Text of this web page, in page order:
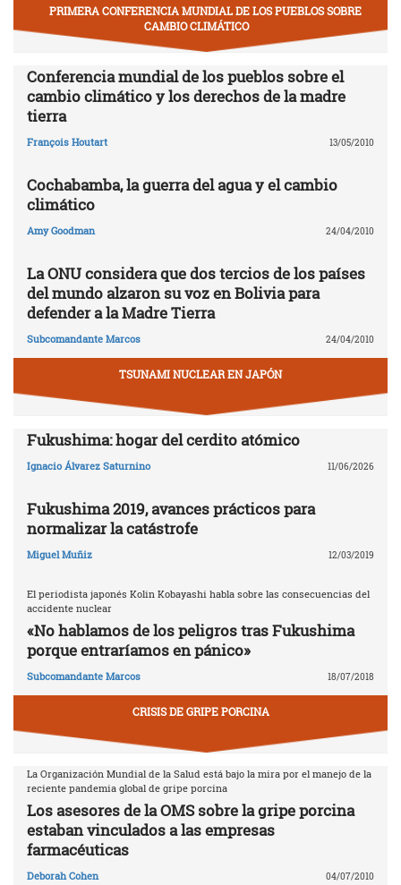
PRIMERA CONFERENCIA MUNDIAL DE LOS PUEBLOS SOBRE
CAMBIO CLIMÁTICO
Conferencia mundial de los pueblos sobre el
cambio climático y los derechos de la madre
tierra
François Houtart 13/05/2010
Cochabamba, la guerra del agua y el cambio
climático
Amy Goodman 24/04/2010
La ONU considera que dos tercios de los países
del mundo alzaron su voz en Bolivia para
defender a la Madre Tierra
Subcomandante Marcos 24/04/2010
TSUNAMI NUCLEAR EN JAPÓN
Fukushima: hogar del cerdito atómico
Ignacio Álvarez Saturnino 11/06/2026
Fukushima 2019, avances prácticos para
normalizar la catástrofe
Miguel Muñiz 12/03/2019
El periodista japonés Kolin Kobayashi habla sobre las consecuencias del
accidente nuclear
«No hablamos de los peligros tras Fukushima
porque entraríamos en pánico»
Subcomandante Marcos 18/07/2018
CRISIS DE GRIPE PORCINA
La Organización Mundial de la Salud está bajo la mira por el manejo de la
reciente pandemia global de gripe porcina
Los asesores de la OMS sobre la gripe porcina
estaban vinculados a las empresas
farmacéuticas
Deborah Cohen 04/07/2010